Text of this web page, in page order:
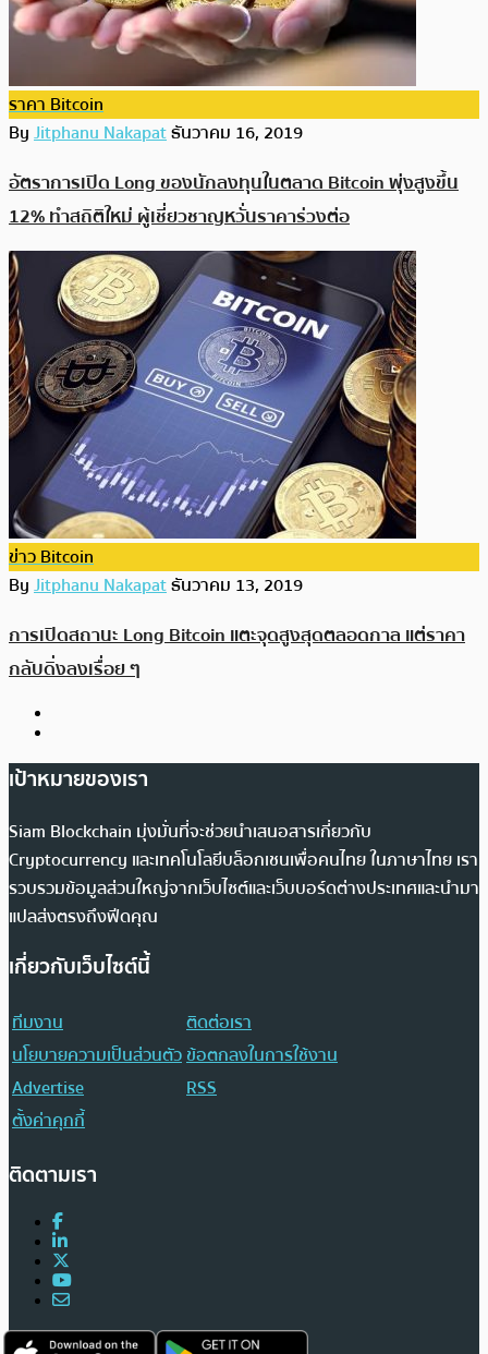
ราคา Bitcoin
ByJitphanu Nakapatธันวาคม 16, 2019
อัตราการเปิด Long ของนักลงทุนในตลาด Bitcoin พุ่งสูงขึ้น
12% ทำสถิติใหม่ ผู้เชี่ยวชาญหวั่นราคาร่วงต่อ
ข่าว Bitcoin
ByJitphanu Nakapatธันวาคม 13, 2019
การเปิดสถานะ Long Bitcoin แตะจุดสูงสุดตลอดกาล แต่ราคา
กลับดิ่งลงเรื่อย ๆ
เป้าหมายของเรา
Siam Blockchain มุ่งมั่นที่จะช่วยนำเสนอสารเกี่ยวกับ
Cryptocurrency และเทคโนโลยีบล็อกเชนเพื่อคนไทย ในภาษาไทย เรา
รวบรวมข้อมูลส่วนใหญ่จากเว็บไซต์และเว็บบอร์ดต่างประเทศและนำมา
แปลส่งตรงถึงฟีดคุณ
เกี่ยวกับเว็บไซต์นี้
ทีมงาน
ติดต่อเรา
นโยบายความเป็นส่วนตัวข้อตกลงในการใช้งาน
Advertise
RSS
ตั้งค่าคุกกี้
ติดตามเรา